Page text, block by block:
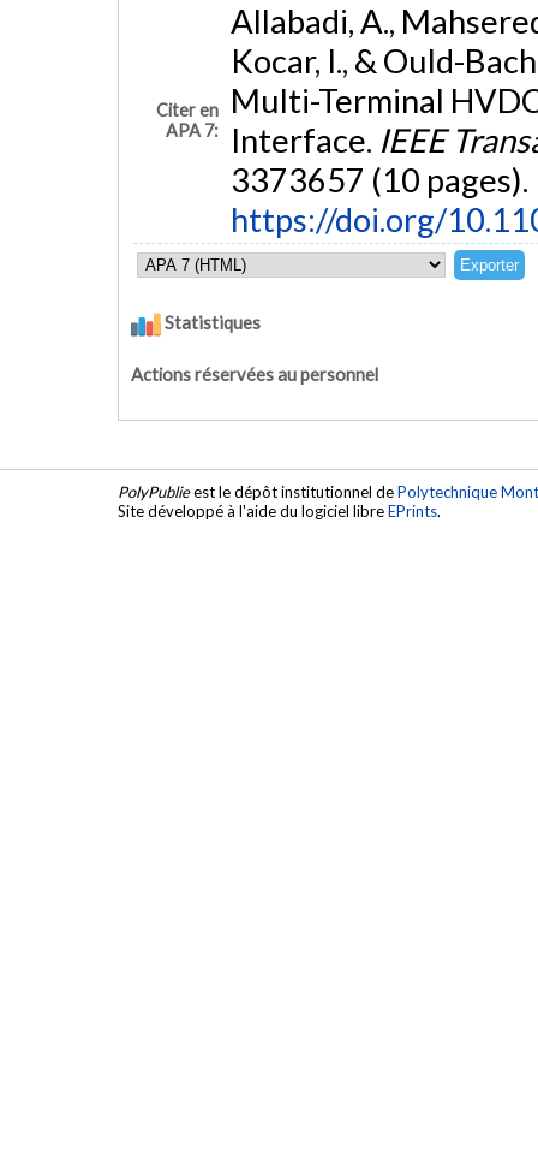
Citer en
APA 7:
Allabadi, A.,
Kocar, I., & Ould-
Multi-Terminal
Interface. IEEE
3373657 (10 pages).
https://doi.org/
Statistiques
Actions réservées au personnel
PolyPublieest le dépôt institutionnel dePolytechnique
Site développé à l'aide du logiciel libreEPrints.